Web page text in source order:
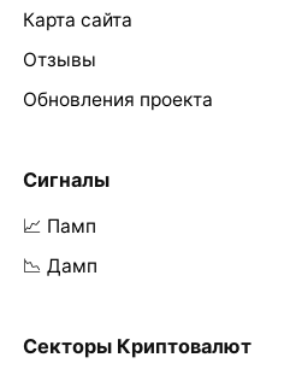
Карта сайта
Отзывы
Обновления проекта
Сигналы
📈 Памп
📉 Дамп
Секторы Криптовалют